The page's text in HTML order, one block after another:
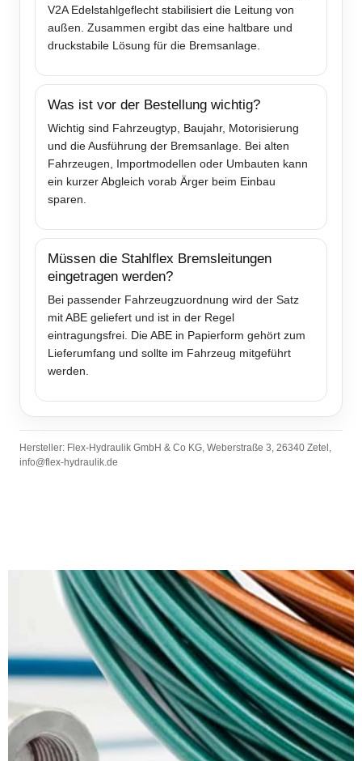
V2A Edelstahlgeflecht stabilisiert die Leitung von
außen. Zusammen ergibt das eine haltbare und
druckstabile Lösung für die Bremsanlage.
Was ist vor der Bestellung wichtig?
Wichtig sind Fahrzeugtyp, Baujahr, Motorisierung
und die Ausführung der Bremsanlage. Bei alten
Fahrzeugen, Importmodellen oder Umbauten kann
ein kurzer Abgleich vorab Ärger beim Einbau
sparen.
Müssen die Stahlflex Bremsleitungen
eingetragen werden?
Bei passender Fahrzeugzuordnung wird der Satz
mit ABE geliefert und ist in der Regel
eintragungsfrei. Die ABE in Papierform gehört zum
Lieferumfang und sollte im Fahrzeug mitgeführt
werden.
Hersteller: Flex-Hydraulik GmbH & Co KG, Weberstraße 3, 26340 Zetel,
info@flex-hydraulik.de